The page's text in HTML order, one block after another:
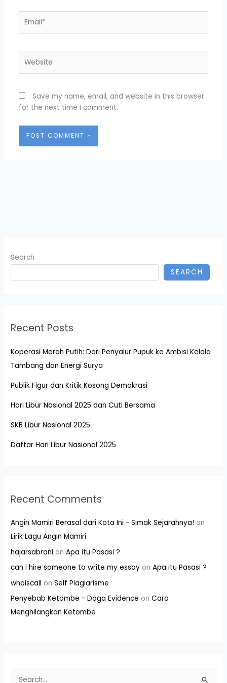
Save my name, email, and website in this browser
for the next time I comment.
Search
SEARCH
Recent Posts
Koperasi Merah Putih: Dari Penyalur Pupuk ke Ambisi Kelola
Tambang dan Energi Surya
Publik Figur dan Kritik Kosong Demokrasi
Hari Libur Nasional 2025 dan Cuti Bersama
SKB Libur Nasional 2025
Daftar Hari Libur Nasional 2025
Recent Comments
Angin Mamiri Berasal dari Kota Ini - Simak Sejarahnya! on
Lirik Lagu Angin Mamiri
hajarsabrani onApa itu Pasasi ?
can i hire someone to write my essay onApa itu Pasasi ?
whoiscall onSelf Plagiarisme
Penyebab Ketombe - Doga Evidence onCara
Menghilangkan Ketombe